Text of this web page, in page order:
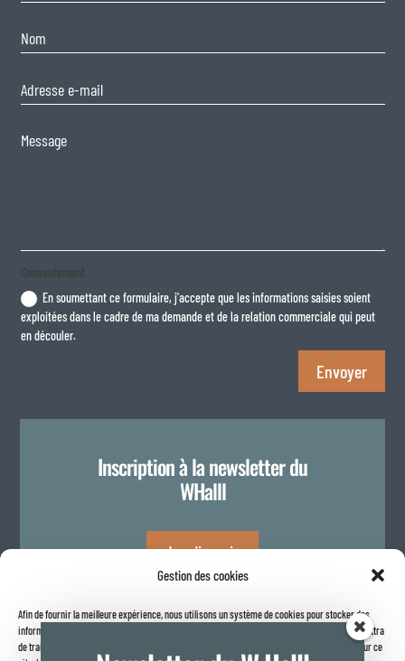
Gestion des cookies
Afin de fournir la meilleure expérience, nous utilisons un système de cookies pour stocker des
informations sur votre navigateur internet. Le fait de consentir à ces technologies nous permettra
de traiter des données telles que le comportement de navigation ou les identifiants uniques sur ce
Consentement
En soumettant ce formulaire, j'accepte que les informations saisies soient
exploitées dans le cadre de ma demande et de la relation commerciale qui peut
en découler.
Envoyer
Inscription à la newsletter du
WHalll
Je m'inscris
Politique de confidentialité